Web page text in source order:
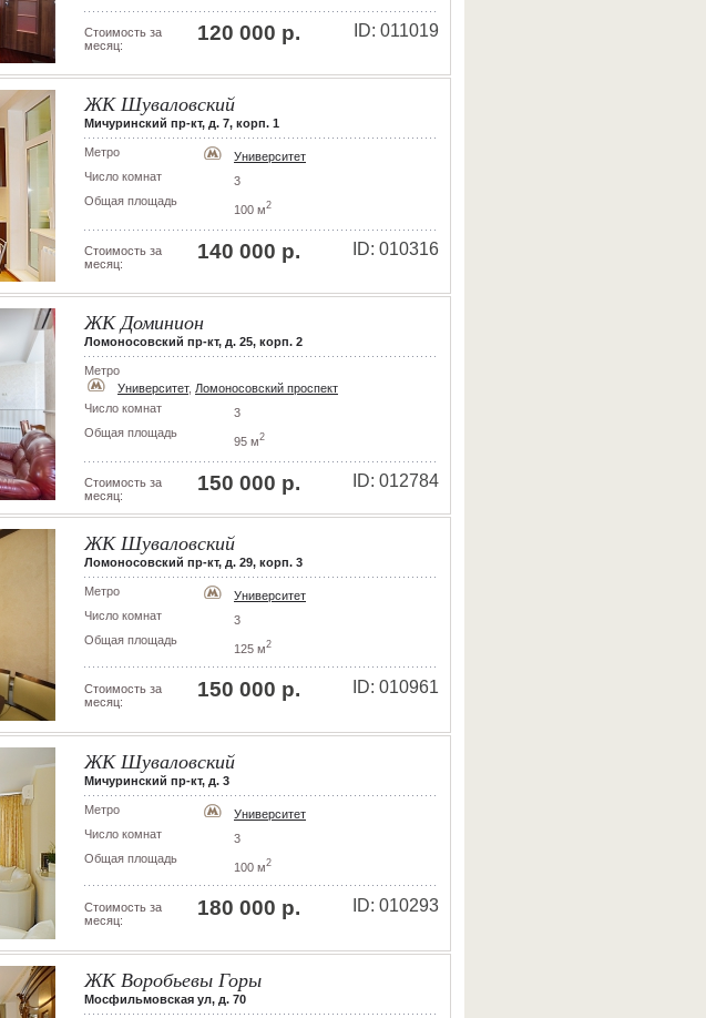
ID: 011019
Стоимость за
месяц:
120 000 р.
ЖК Шуваловский
Мичуринский пр-кт, д. 7, корп. 1
Метро
Университет
Число комнат
3
Общая площадь
100 м2
ID: 010316
Стоимость за
месяц:
140 000 р.
ЖК Доминион
Ломоносовский пр-кт, д. 25, корп. 2
Метро
Университет, Ломоносовский проспект
Число комнат
3
Общая площадь
95 м2
ID: 012784
Стоимость за
месяц:
150 000 р.
ЖК Шуваловский
Ломоносовский пр-кт, д. 29, корп. 3
Метро
Университет
Число комнат
3
Общая площадь
125 м2
ID: 010961
Стоимость за
месяц:
150 000 р.
ЖК Шуваловский
Мичуринский пр-кт, д. 3
Метро
Университет
Число комнат
3
Общая площадь
100 м2
ID: 010293
Стоимость за
месяц:
180 000 р.
ЖК Воробьевы Горы
Мосфильмовская ул, д. 70